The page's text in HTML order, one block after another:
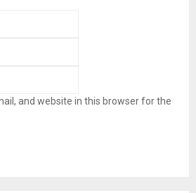
and website in this browser for the